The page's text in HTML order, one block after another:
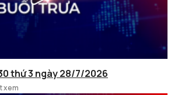
thứ 3 ngày 28/7/2026
xem